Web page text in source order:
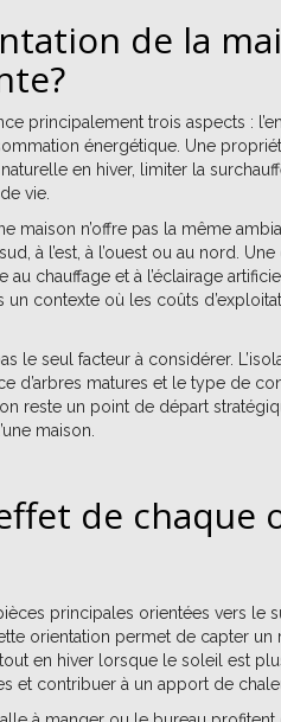
de la
principalement trois aspects :
énergétique. Une
en hiver, limiter la
vie.
maison n’offre pas la même
à l’est, à l’ouest ou au nord.
chauffage et à l’éclairage
un contexte où les coûts
le seul facteur à considérer.
d’arbres matures et le type de
reste un point de départ
maison.
de chaque
principales orientées vers le
orientation permet de capter
en hiver lorsque le soleil est
et contribuer à un apport de